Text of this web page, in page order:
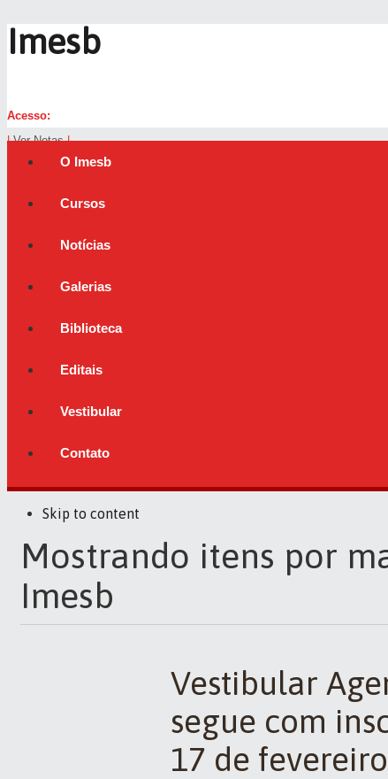
Imesb
Acesso:
|Ver Notas|
O Imesb
Cursos
Notícias
Galerias
Biblioteca
Editais
Vestibular
Contato
Skip to content
Mostrando itens por
Imesb
Vestibular
segue com
17 de